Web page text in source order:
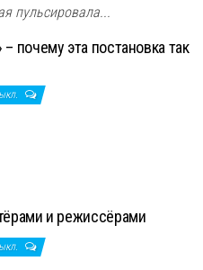
пульсировала...
почему эта постановка так
и режиссёрами